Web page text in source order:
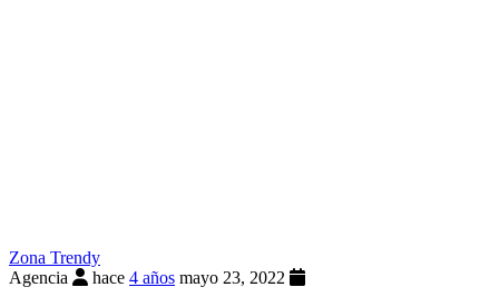
Zona Trendy
Agencia
hace 4 años mayo 23, 2022